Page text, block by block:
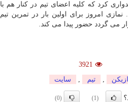
كرد كه كلیه اعضای تیم در كنار هم با
نمازی امروز برای اولین بار در تمرین تیم
3921
تیم سایت
(1)
(0)